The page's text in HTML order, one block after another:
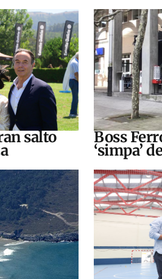
salto Boss
‘simpa’